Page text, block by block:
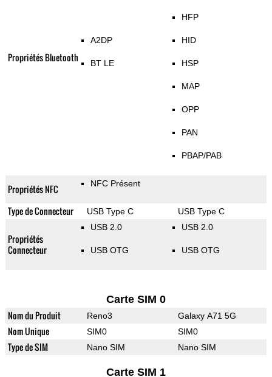
Propriétés Bluetooth
A2DP
BT LE
HFP
HID
HSP
MAP
OPP
PAN
PBAP/PAB
Propriétés NFC NFC Présent
Type de Connecteur USB Type C USB Type C
Propriétés
Connecteur
USB 2.0
USB OTG
USB 2.0
USB OTG
Carte SIM 0
Nom du Produit Reno3 Galaxy A71 5G
Nom Unique SIM0 SIM0
Type de SIM Nano SIM Nano SIM
Carte SIM 1